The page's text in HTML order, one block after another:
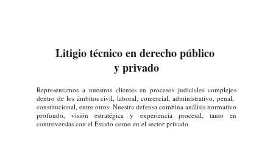
Litigio técnico en derecho público
y privado
Representamos a nuestros clientes en procesos judiciales complejos
dentro de los ámbitos civil, laboral, comercial, administrativo, penal,
constitucional, entre otros. Nuestra defensa combina análisis normativo
profundo, visión estratégica y experiencia procesal, tanto en
controversias con el Estado como en el sector privado.